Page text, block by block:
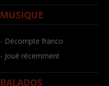
MUSIQUE
- Décompte franco
- Joué récemment
BALADOS